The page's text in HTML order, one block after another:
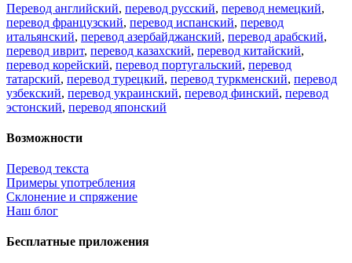
Перевод английский, перевод русский, перевод немецкий,
перевод французский, перевод испанский, перевод
итальянский, перевод азербайджанский, перевод арабский,
перевод иврит, перевод казахский, перевод китайский,
перевод корейский, перевод португальский, перевод
татарский, перевод турецкий, перевод туркменский, перевод
узбекский, перевод украинский, перевод финский, перевод
эстонский, перевод японский
Возможности
Перевод текста
Примеры употребления
Склонение и спряжение
Наш блог
Бесплатные приложения